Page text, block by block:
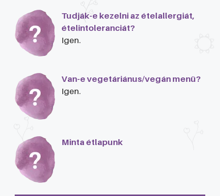
Tudják-e kezelni az ételallergiát,
ételintoleranciát?
Igen.
Van-e vegetáriánus/vegán menü?
Igen.
Minta étlapunk